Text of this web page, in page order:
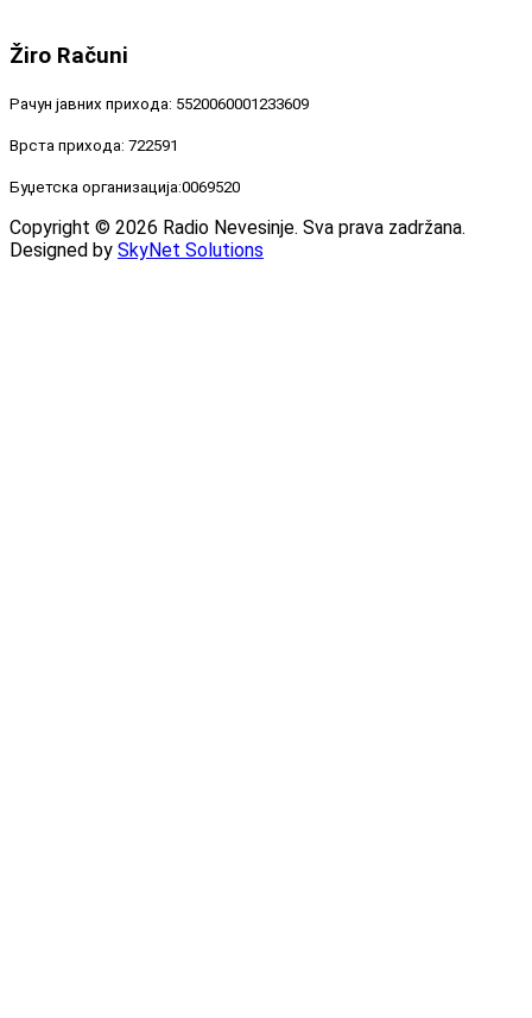
Žiro Računi
Рачун јавних прихода: 5520060001233609
Врста прихода: 722591
Буџетска организација:0069520
Copyright © 2026 Radio Nevesinje. Sva prava zadržana.
Designed by SkyNet Solutions